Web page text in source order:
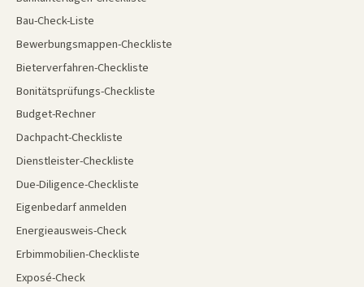
Bau-Check-Liste
Bewerbungsmappen-Checkliste
Bieterverfahren-Checkliste
Bonitätsprüfungs-Checkliste
Budget-Rechner
Dachpacht-Checkliste
Dienstleister-Checkliste
Due-Diligence-Checkliste
Eigenbedarf anmelden
Energieausweis-Check
Erbimmobilien-Checkliste
Exposé-Check